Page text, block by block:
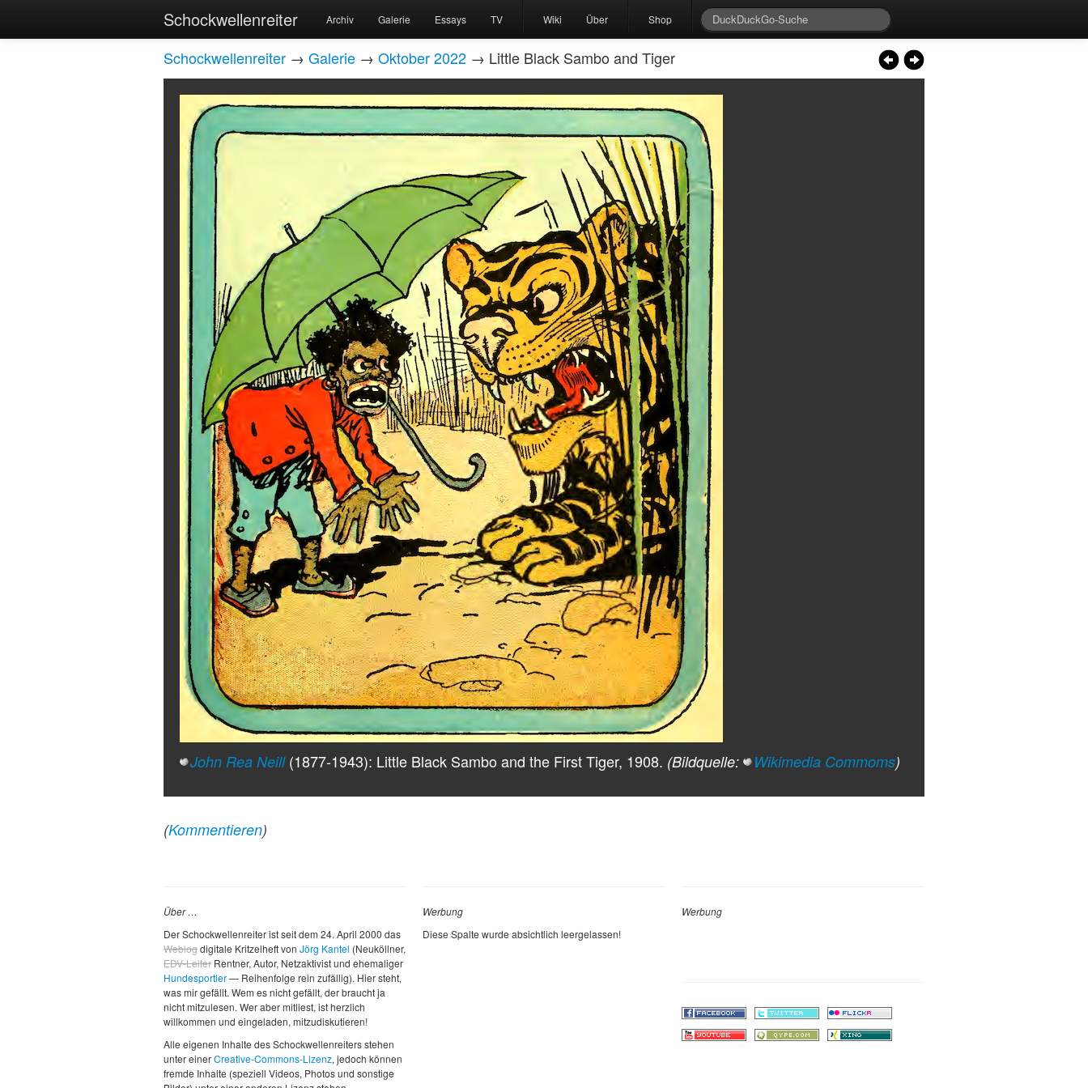
Schockwellenreiter Archiv Galerie Essays TV Wiki Über Shop
Schockwellenreiter → Galerie → Oktober 2022 → Little Black Sambo and Tiger
John Rea Neill(1877-1943): Little Black Sambo and the First Tiger, 1908. (Bildquelle: Wikimedia Commoms)
(Kommentieren)
Über …
Der Schockwellenreiter ist seit dem 24. April 2000 das
Weblogdigitale Kritzelheft von Jörg Kantel (Neuköllner,
EDV-Leiter Rentner, Autor, Netzaktivist und ehemaliger
Hundesportler— Reihenfolge rein zufällig). Hier steht,
was mir gefällt. Wem es nicht gefällt, der braucht ja
nicht mitzulesen. Wer aber mitliest, ist herzlich
willkommen und eingeladen, mitzudiskutieren!
Alle eigenen Inhalte des Schockwellenreiters stehen
unter einerCreative-Commons-Lizenz, jedoch können
fremde Inhalte (speziell Videos, Photos und sonstige
Werbung
Diese Spalte wurde absichtlich leergelassen!
Werbung